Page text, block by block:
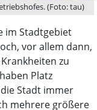
(Foto: tau)
im Stadtgebiet
vor allem dann,
zu
Platz
Stadt immer
mehrere größere